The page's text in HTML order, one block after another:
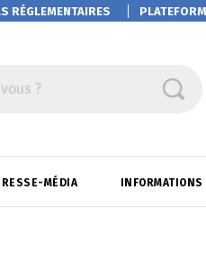
RÉGLEMENTAIRES
?
MÉDIA